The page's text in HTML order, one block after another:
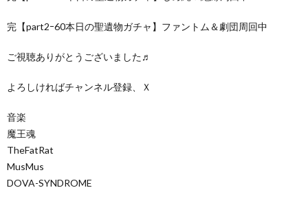
完【part2ｰ60本日の聖遺物ガチャ】ファントム＆劇団周回中
ご視聴ありがとうございました♬
よろしければチャンネル登録、Ｘ
音楽
魔王魂
TheFatRat
MusMus
DOVA-SYNDROME